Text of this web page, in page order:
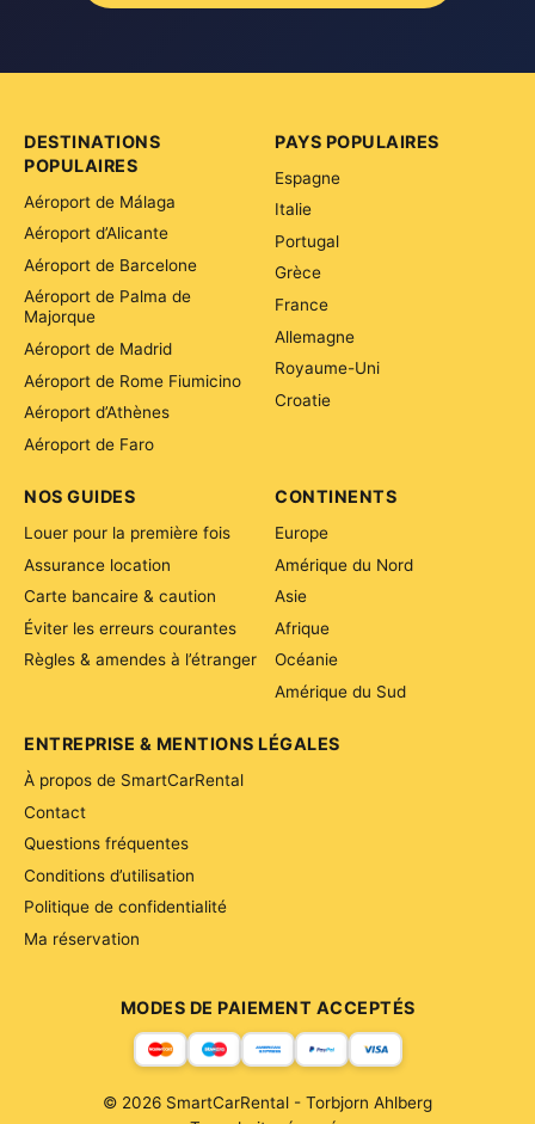
DESTINATIONS
POPULAIRES
Aéroport de Málaga
Aéroport d’Alicante
Aéroport de Barcelone
Aéroport de Palma de
Majorque
Aéroport de Madrid
Aéroport de Rome Fiumicino
Aéroport d’Athènes
Aéroport de Faro
PAYS POPULAIRES
Espagne
Italie
Portugal
Grèce
France
Allemagne
Royaume-Uni
Croatie
CONTINENTS
Europe
Amérique du Nord
Asie
Afrique
Océanie
Amérique du Sud
NOS GUIDES
Louer pour la première fois
Assurance location
Carte bancaire & caution
Éviter les erreurs courantes
Règles & amendes à l’étranger
ENTREPRISE & MENTIONS LÉGALES
À propos de SmartCarRental
Contact
Questions fréquentes
Conditions d’utilisation
Politique de confidentialité
Ma réservation
MODES DE PAIEMENT ACCEPTÉS
© 2026 SmartCarRental - Torbjorn Ahlberg